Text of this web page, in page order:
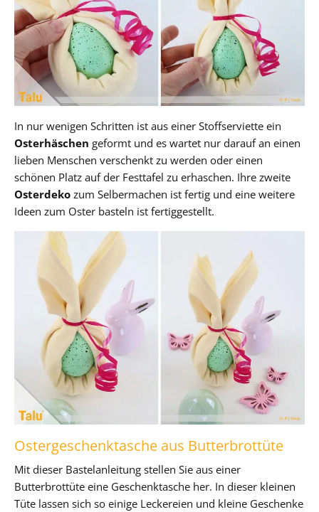
In nur wenigen Schritten ist aus einer Stoffserviette ein
Osterhäschen geformt und es wartet nur darauf an einen
lieben Menschen verschenkt zu werden oder einen
schönen Platz auf der Festtafel zu erhaschen. Ihre zweite
Osterdeko zum Selbermachen ist fertig und eine weitere
Ideen zum Oster basteln ist fertiggestellt.
Ostergeschenktasche aus Butterbrottüte
Mit dieser Bastelanleitung stellen Sie aus einer
Butterbrottüte eine Geschenktasche her. In dieser kleinen
Tüte lassen sich so einige Leckereien und kleine Geschenke